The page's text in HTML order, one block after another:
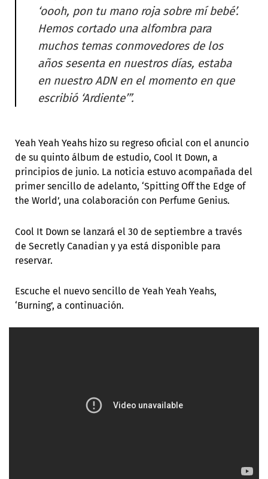
‘oooh, pon tu mano roja sobre mí bebé’.
Hemos cortado una alfombra para
muchos temas conmovedores de los
años sesenta en nuestros días, estaba
en nuestro ADN en el momento en que
escribió ‘Ardiente’”.
Yeah Yeah Yeahs hizo su regreso oficial con el anuncio
de su quinto álbum de estudio, Cool It Down, a
principios de junio. La noticia estuvo acompañada del
primer sencillo de adelanto, ‘Spitting Off the Edge of
the World’, una colaboración con Perfume Genius.
Cool It Down se lanzará el 30 de septiembre a través
de Secretly Canadian y ya está disponible para
reservar.
Escuche el nuevo sencillo de Yeah Yeah Yeahs,
‘Burning’, a continuación.